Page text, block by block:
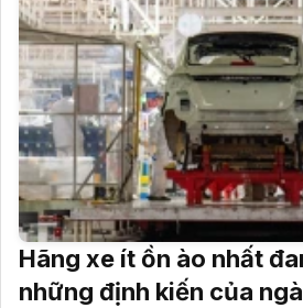
Hãng xe ít ồn ào nhất
những định kiến của